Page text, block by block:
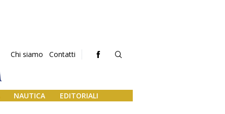
Chi siamo Contatti
NAUTICA EDITORIALI